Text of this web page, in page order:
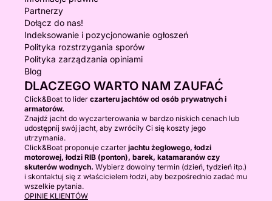
- 9:30 - 13:00 / CENA CAŁKOWITA: 350 EUR
- 13:30 - 17:00 / CENA CAŁKOWITA: 390 EUR
- 17:30 - 21:00 / CENA CAŁKOWITA: 300 €
-------------------------------
------------------------------
LISTOPAD, GRUDZIEŃ, STYCZEŃ I LUTY:
- Cały dzień (6 godzin)
- 10:00-16:00 / CENA CAŁKOWITA: 450 €
-------------------------------
- Pół dnia (3 godziny):
Partnerzy
Dołącz do nas!
Indeksowanie i pozycjonowanie ogłoszeń
Polityka rozstrzygania sporów
Polityka zarządzania opiniami
Blog
DLACZEGO WARTO NAM ZAUFAĆ
Click&Boat to lider czarteru jachtów od osób prywatnych i
armatorów.
Znajdź jacht do wyczarterowania w bardzo niskich cenach lub
udostępnij swój jacht, aby zwróciły Ci się koszty jego
utrzymania.
Click&Boat proponuje czarter jachtu żeglowego, łodzi
motorowej, łodzi RIB (ponton), barek, katamaranów czy
skuterów wodnych. Wybierz dowolny termin (dzień, tydzień itp.)
i skontaktuj się z właścicielem łodzi, aby bezpośrednio zadać mu
wszelkie pytania.
OPINIE KLIENTÓW